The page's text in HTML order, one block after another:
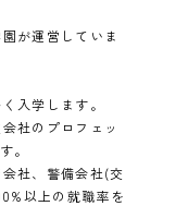
が運営していま
入学します。
社のプロフェッ
。
社、警備会社(交
以上の就職率を